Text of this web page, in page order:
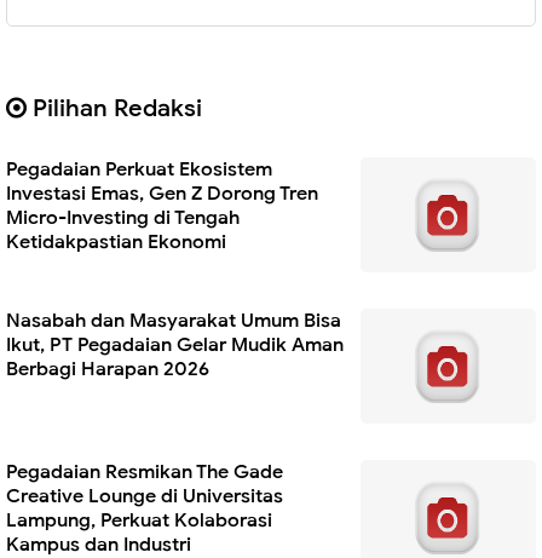
Pilihan Redaksi
Pegadaian Perkuat Ekosistem
Investasi Emas, Gen Z Dorong Tren
Micro-Investing di Tengah
Ketidakpastian Ekonomi
Nasabah dan Masyarakat Umum Bisa
Ikut, PT Pegadaian Gelar Mudik Aman
Berbagi Harapan 2026
Pegadaian Resmikan The Gade
Creative Lounge di Universitas
Lampung, Perkuat Kolaborasi
Kampus dan Industri